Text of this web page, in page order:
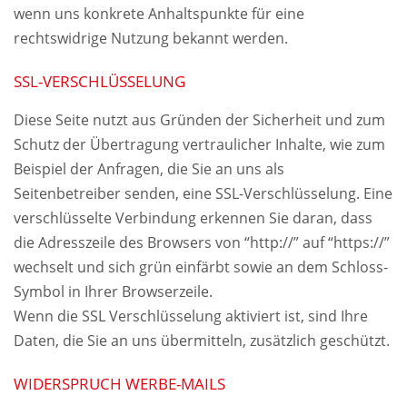
wenn uns konkrete Anhaltspunkte für eine
rechtswidrige Nutzung bekannt werden.
SSL-VERSCHLÜSSELUNG
Diese Seite nutzt aus Gründen der Sicherheit und zum
Schutz der Übertragung vertraulicher Inhalte, wie zum
Beispiel der Anfragen, die Sie an uns als
Seitenbetreiber senden, eine SSL-Verschlüsselung. Eine
verschlüsselte Verbindung erkennen Sie daran, dass
die Adresszeile des Browsers von “http://” auf “https://”
wechselt und sich grün einfärbt sowie an dem Schloss-
Symbol in Ihrer Browserzeile.
Wenn die SSL Verschlüsselung aktiviert ist, sind Ihre
Daten, die Sie an uns übermitteln, zusätzlich geschützt.
WIDERSPRUCH WERBE-MAILS